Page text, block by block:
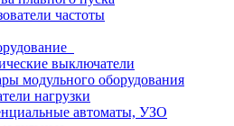
частоты
выключатели
модульного оборудования
нагрузки
автоматы, УЗО